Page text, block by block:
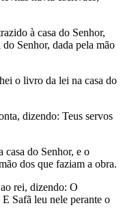
à casa do Senhor,
Senhor, dada pela mão
o livro da lei na casa do
dizendo: Teus servos
casa do Senhor, e o
dos que faziam a obra.
rei, dizendo: O
Safã leu nele perante o